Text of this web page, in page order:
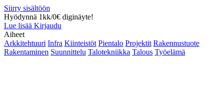
Siirry sisältöön
Hyödynnä 1kk/0€ diginäyte!
Lue lisää Kirjaudu
Aiheet
Arkkitehtuuri Infra Kiinteistöt Pientalo Projektit Rakennustuote
Rakentaminen Suunnittelu Talotekniikka Talous Työelämä